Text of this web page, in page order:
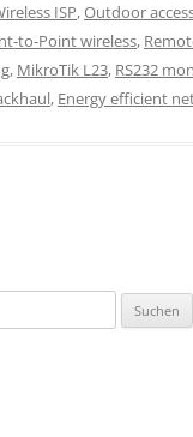
ISP,Outdoor
to-Point wireless,
, MikroTik L23, RS232
, Energy efficient